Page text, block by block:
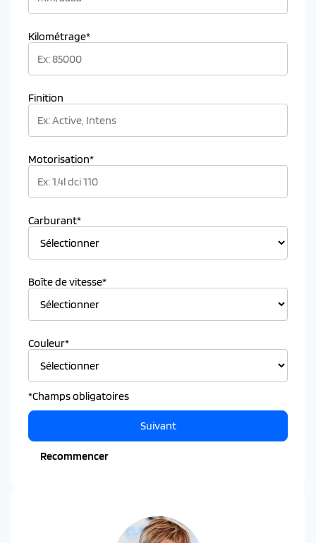
Kilométrage*
Finition
Motorisation*
Carburant*
Boîte de vitesse*
Couleur*
*Champs obligatoires
Recommencer
Suivant